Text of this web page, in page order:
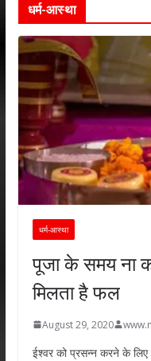
धर्म-आस्था
धर्म-आस्था
पूजा के समय ना
मिलता है फल
August 29, 2020
ईश्वर को प्रसन्न करने के लिए